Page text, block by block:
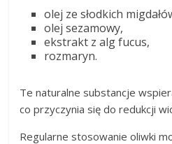
olej ze słodkich
olej sezamowy,
ekstrakt z alg fucus,
rozmaryn.
Te naturalne substancje
co przyczynia się do redukcji
Regularne stosowanie oliwki